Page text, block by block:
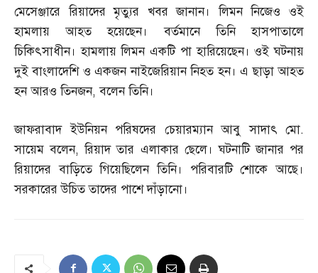
মেসেঞ্জারে রিয়াদের মৃত্যুর খবর জানান। লিমন নিজেও ওই
হামলায় আহত হয়েছেন। বর্তমানে তিনি হাসপাতালে
চিকিৎসাধীন। হামলায় লিমন একটি পা হারিয়েছেন। ওই ঘটনায়
দুই বাংলাদেশি ও একজন নাইজেরিয়ান নিহত হন। এ ছাড়া আহত
হন আরও তিনজন,বলেন তিনি।
জাফরাবাদ ইউনিয়ন পরিষদের চেয়ারম্যান আবু সাদাৎ মো.
সায়েম বলেন,রিয়াদ তার এলাকার ছেলে। ঘটনাটি জানার পর
রিয়াদের বাড়িতে গিয়েছিলেন তিনি। পরিবারটি শোকে আছে।
সরকারের উচিত তাদের পাশে দাঁড়ানো।